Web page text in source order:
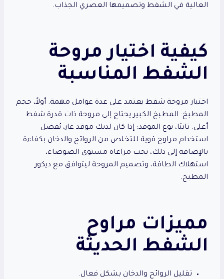
العالية في الشفط وتصميمها العصري الجذاب.
كيفية اختيار مروحة
الشفط المناسبة
اختيار مروحة شفط يعتمد على عدة عوامل مهمة. أولاً، حجم
المطبخ: المطبخ الكبير يحتاج إلى مروحة ذات قدرة شفط
أعلى. ثانيًا، نوع الموقد: إذا كان لديك موقد غاز، يُفضل
استخدام مراوح قوية للتخلص من الروائح والدخان بكفاءة.
بالإضافة إلى ذلك، يجب مراعاة مستوى الضوضاء،
استهلاك الطاقة، وتصميم المروحة ليتوافق مع ديكور
المطبخ.
مميزات مراوح
الشفط الحديثة
تقليل الروائح والدخان بشكل فعال.